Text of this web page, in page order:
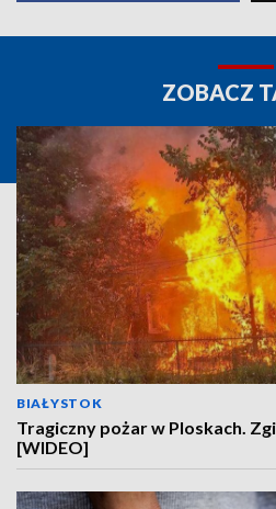
ZOBACZ
BIAŁYSTOK
Tragiczny pożar w Ploskach.
[WIDEO]